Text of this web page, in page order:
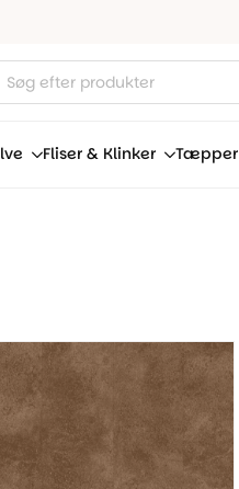
Fliser & Klinker Tæpper